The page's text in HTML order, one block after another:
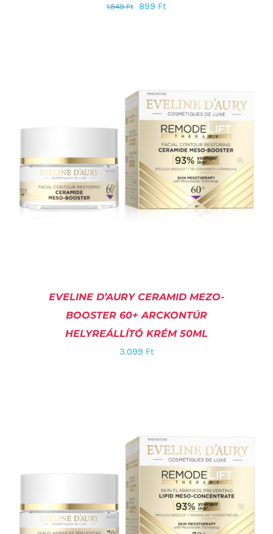
1.849Ft 899 Ft
EVELINE D’AURY CERAMID MEZO-
BOOSTER 60+ ARCKONTÚR
HELYREÁLLÍTÓ KRÉM 50ML
3.099 Ft